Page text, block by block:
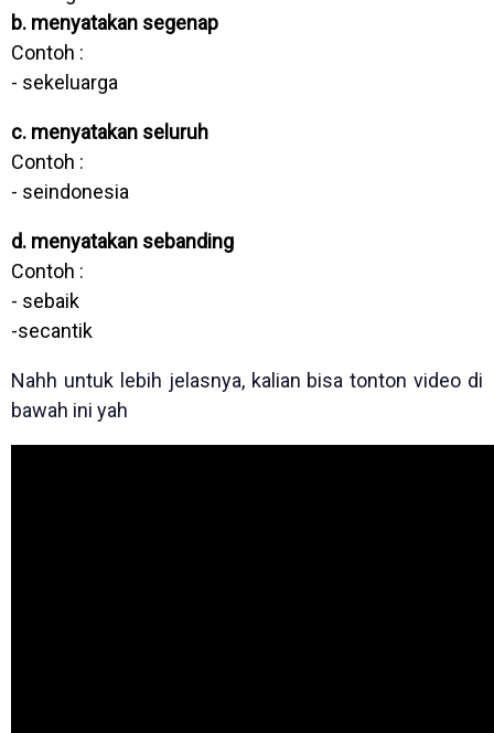
b. menyatakan segenap
Contoh :
- sekeluarga
c. menyatakan seluruh
Contoh :
- seindonesia
d. menyatakan sebanding
Contoh :
- sebaik
-secantik
Nahh untuk lebih jelasnya, kalian bisa tonton video di
bawah ini yah